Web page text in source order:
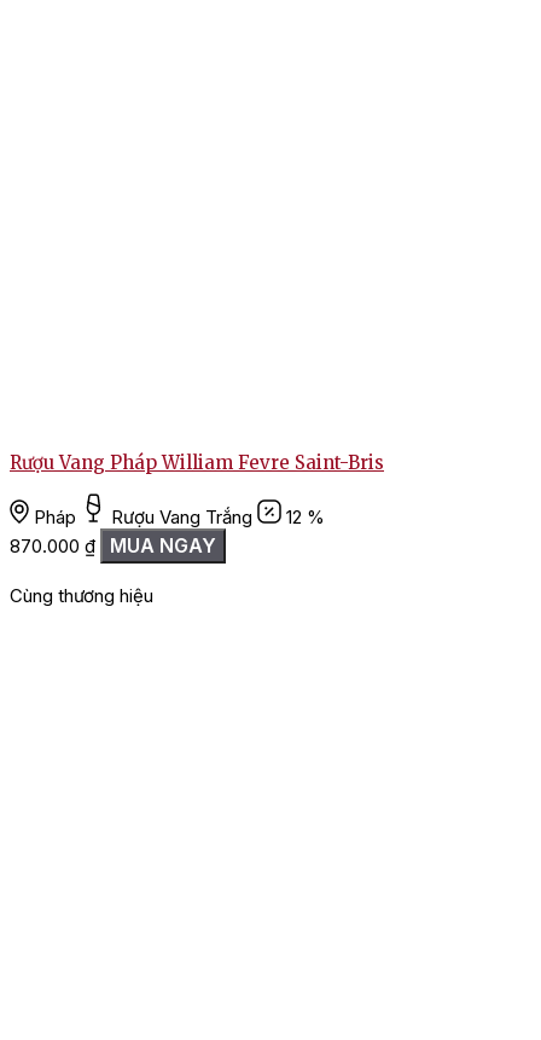
Rượu Vang Pháp William Fevre Saint-Bris
Pháp Rượu Vang Trắng
12 %
870.000 ₫ MUA NGAY
Cùng thương hiệu